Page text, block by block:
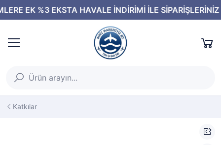
Katkılar